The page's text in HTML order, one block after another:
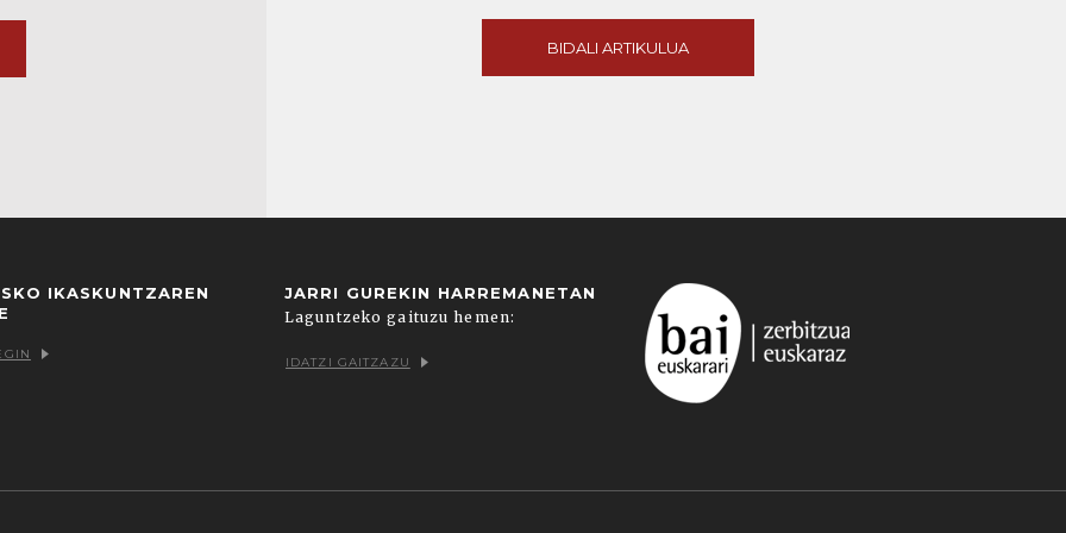
BIDALI ARTIKULUA
IKASKUNTZAREN
JARRI GUREKIN HARREMANETAN
Laguntzeko gaituzu hemen:
IDATZI GAITZAZU